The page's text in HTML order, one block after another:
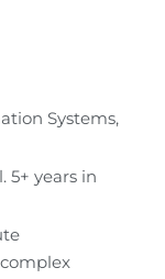
Systems,
5+ years in